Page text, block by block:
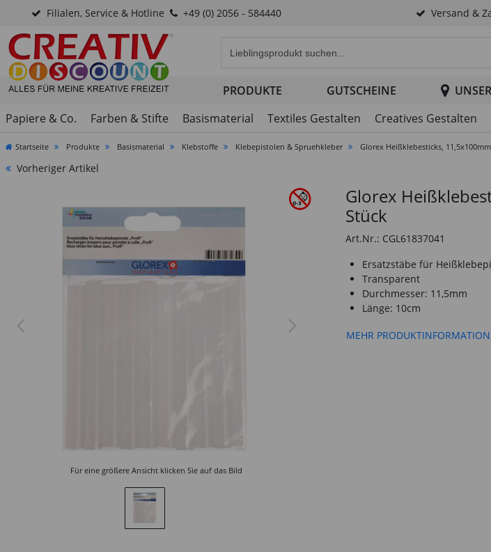
Filialen, Service & Hotline +49 (0) 2056 - 584440 Versand &
PRODUKTE GUTSCHEINE
Papiere & Co.
Farben & Stifte Basismaterial Textiles Gestalten Creatives Gestalten
Startseite Produkte Basismaterial Klebstoffe Klebepistolen & Spruehkleber Glorex Heißklebesticks,
Vorheriger Artikel
Für eine größere Ansicht klicken Sie auf das Bild
Glorex
Stück
Art.Nr.: CGL61837041
Ersatzstäbe für
Transparent
Durchmesser: 11,5mm
Länge: 10cm
MEHR